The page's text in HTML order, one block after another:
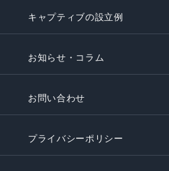
キャプティブの設立例
お知らせ・コラム
お問い合わせ
プライバシーポリシー